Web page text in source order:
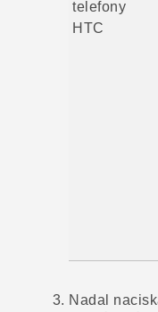
telefony
HTC
Nadal